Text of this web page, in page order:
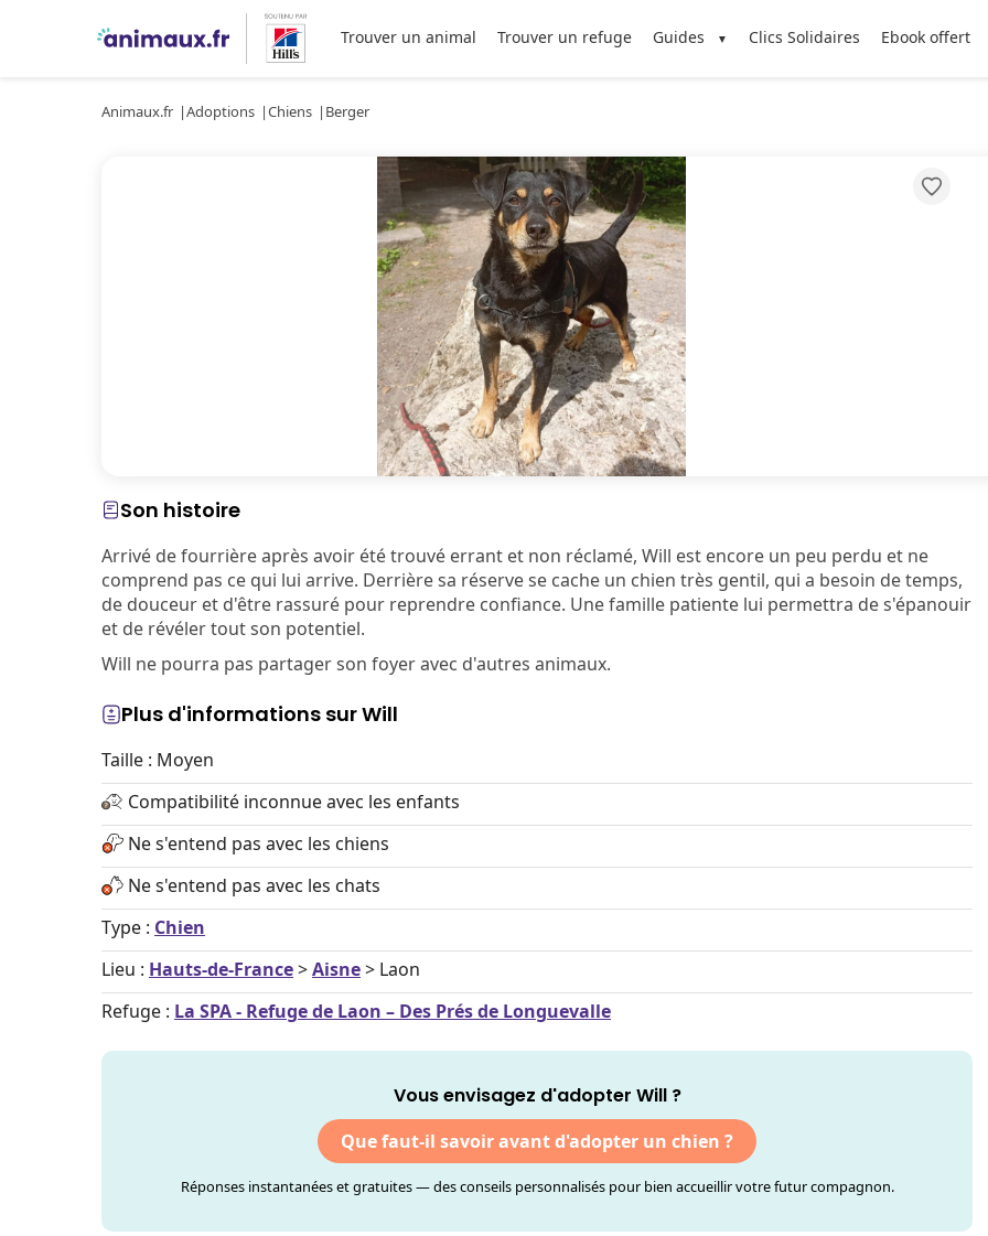
Trouver un animal Trouver un refuge Guides Clics Solidaires Ebook offert
Animaux.fr Adoptions Chiens Berger
Son histoire
Arrivé de fourrière après avoir été trouvé errant et non réclamé, Will est encore un peu perdu et ne
comprend pas ce qui lui arrive. Derrière sa réserve se cache un chien très gentil, qui a besoin de temps,
de douceur et d'être rassuré pour reprendre confiance. Une famille patiente lui permettra de s'épanouir
et de révéler tout son potentiel.
Will ne pourra pas partager son foyer avec d'autres animaux.
Plus d'informations sur Will
Taille : Moyen
Compatibilité inconnue avec les enfants
Ne s'entend pas avec les chiens
Ne s'entend pas avec les chats
Type : Chien
Lieu : Hauts-de-France>Aisne> Laon
Refuge : La SPA - Refuge de Laon – Des Prés de Longuevalle
Vous envisagez d'adopter Will ?
Que faut-il savoir avant d'adopter un chien ?
Réponses instantanées et gratuites — des conseils personnalisés pour bien accueillir votre futur compagnon.